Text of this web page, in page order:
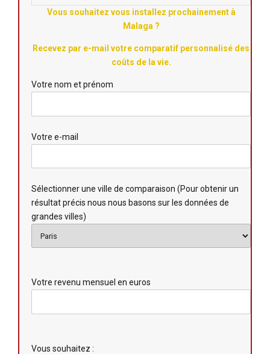
Vous souhaitez vous installez prochainement à
Malaga ?
Recevez par e-mail votre comparatif personnalisé des
coûts de la vie.
Votre nom et prénom
Votre e-mail
Sélectionner une ville de comparaison (Pour obtenir un
résultat précis nous nous basons sur les données de
grandes villes)
Votre revenu mensuel en euros
Vous souhaitez :